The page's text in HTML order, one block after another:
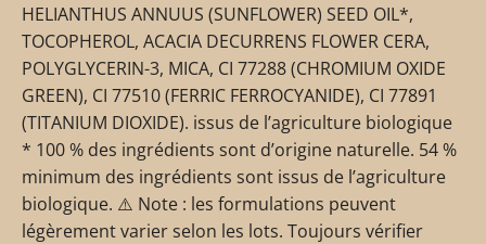
HELIANTHUS ANNUUS (SUNFLOWER) SEED OIL*,
TOCOPHEROL, ACACIA DECURRENS FLOWER CERA,
POLYGLYCERIN-3, MICA, CI 77288 (CHROMIUM OXIDE
GREEN), CI 77510 (FERRIC FERROCYANIDE), CI 77891
(TITANIUM DIOXIDE). issus de l’agriculture biologique
* 100 % des ingrédients sont d’origine naturelle. 54 %
minimum des ingrédients sont issus de l’agriculture
biologique. ⚠️ Note : les formulations peuvent
légèrement varier selon les lots. Toujours vérifier